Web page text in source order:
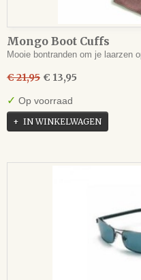
Mongo Boot Cuffs
Mooie bontranden om je laarzen
€ 21,95 € 13,95
✓ Op voorraad
IN WINKELWAGEN